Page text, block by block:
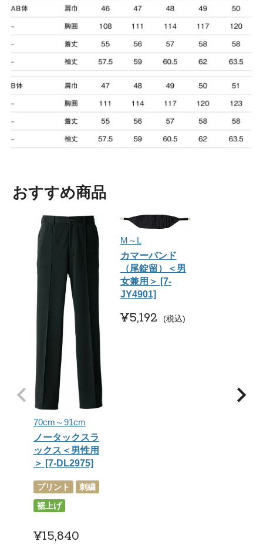
おすすめ商品
70cm～91cm
ノータックスラ
ックス＜男性用
＞ [7-DL2975]
プリント
刺繍
裾上げ
¥15,840
M～L
カマーバンド
（尾錠留）＜男
女兼用＞ [7-
JY4901]
¥5,192 税込